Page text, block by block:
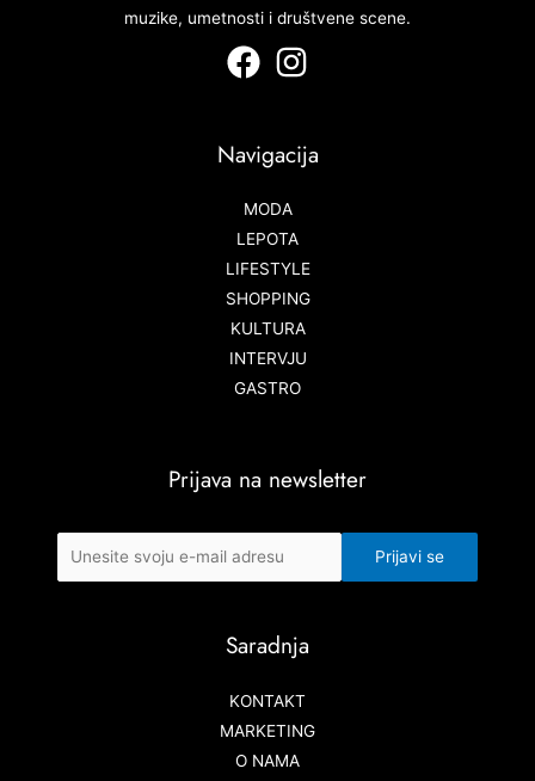
muzike, umetnosti i društvene scene.
Navigacija
MODA
LEPOTA
LIFESTYLE
SHOPPING
KULTURA
INTERVJU
GASTRO
Prijava na newsletter
Saradnja
KONTAKT
MARKETING
O NAMA